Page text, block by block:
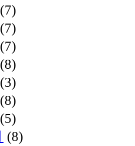
(7)
(7)
(7)
(8)
(3)
(8)
(5)
(8)